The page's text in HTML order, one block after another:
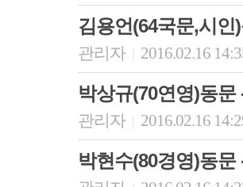
김용언(64국문,시
관리자 2016.02.16
박상규(70연영)동
관리자 2016.02.16
박현수(80경영)동